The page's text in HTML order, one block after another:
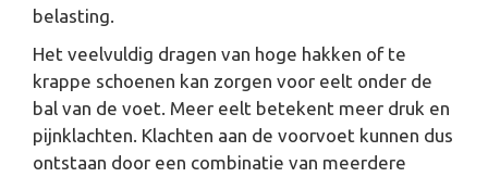
belasting.
Het veelvuldig dragen van hoge hakken of te
krappe schoenen kan zorgen voor eelt onder de
bal van de voet. Meer eelt betekent meer druk en
pijnklachten. Klachten aan de voorvoet kunnen dus
ontstaan door een combinatie van meerdere